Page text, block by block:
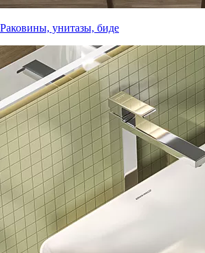
Раковины, унитазы, биде